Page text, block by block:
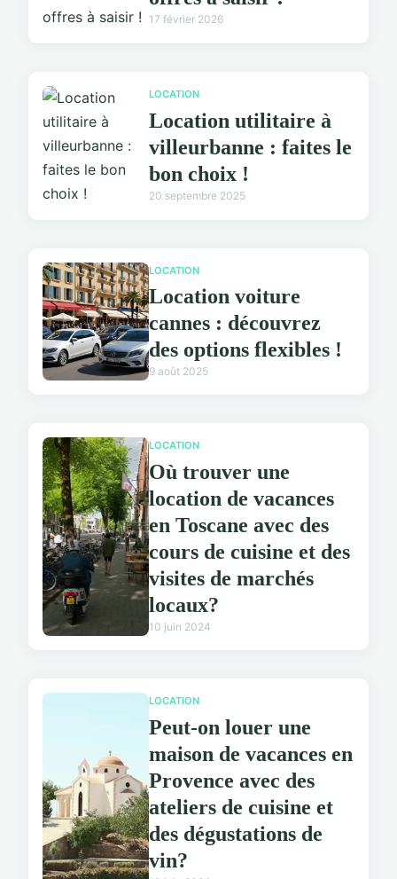
17 février 2026
LOCATION
Location utilitaire à
villeurbanne : faites le
bon choix !
20 septembre 2025
LOCATION
Location voiture
cannes : découvrez
des options flexibles !
9 août 2025
LOCATION
Où trouver une
location de vacances
en Toscane avec des
cours de cuisine et des
visites de marchés
locaux?
10 juin 2024
LOCATION
Peut-on louer une
maison de vacances en
Provence avec des
ateliers de cuisine et
des dégustations de
vin?